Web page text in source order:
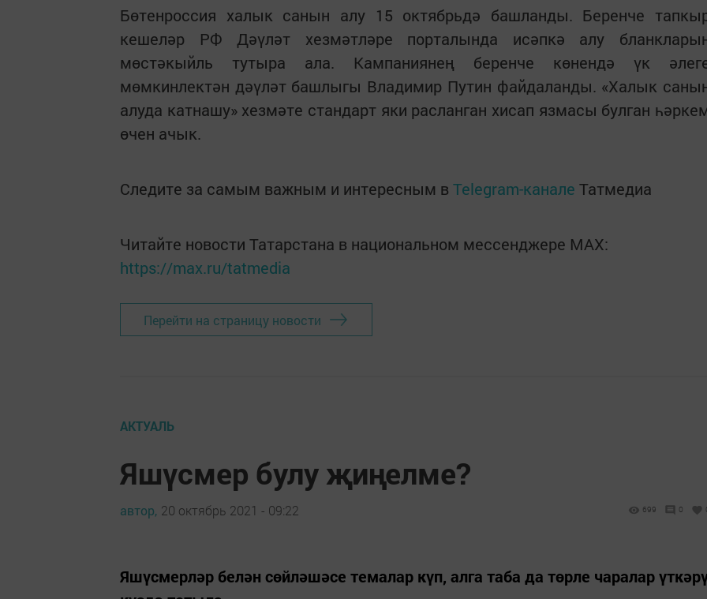
Бөтенроссия халык санын алу 15 октябрьдә башланды. Беренче
кешеләр РФ Дәүләт хезмәтләре порталында исәпкә алу
мөстәкыйль тутыра ала. Кампаниянең беренче көнендә үк
мөмкинлектән дәүләт башлыгы Владимир Путин файдаланды. «Халык
алуда катнашу» хезмәте стандарт яки расланган хисап язмасы булган
өчен ачык.
Следите за самым важным и интересным в Telegram-канале Татмедиа
Читайте новости Татарстана в национальном мессенджере MАХ:
https://max.ru/tatmedia
Перейти на страницу новости
АКТУАЛЬ
Яшүсмер булу җиңелме?
автор, 20 октябрь 2021 - 09:22 699 0
Яшүсмерләр белән сөйләшәсе темалар күп, алга таба да төрле чаралар